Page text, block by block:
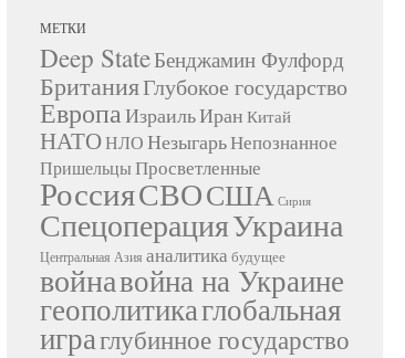
МЕТКИ
Deep StateБенджамин Фулфорд
БританияГлубокое государство
ЕвропаИзраильИран Китай
НАТОНЛОНезыгарьНепознанное
ПришельцыПросветленные
РоссияСВОСША Сирия
СпецоперацияУкраина
Центральная Азия аналитика будущее
войнавойна на Украине
геополитикаглобальная
играглубинное государство